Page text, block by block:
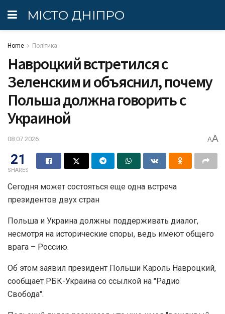
МІСТО ДНІПРО
Home Політика
Навроцкий встретился с
Зеленским и объяснил, почему
Польша должна говорить с
Украиной
08.07.2026 AA
21
SHARES
Сегодня может состояться еще одна встреча
президентов двух стран
Польша и Украина должны поддерживать диалог,
несмотря на исторические споры, ведь имеют общего
врага – Россию.
Об этом заявил президент Польши Кароль Навроцкий,
сообщает РБК-Украина со ссылкой на "Радио
Свобода".